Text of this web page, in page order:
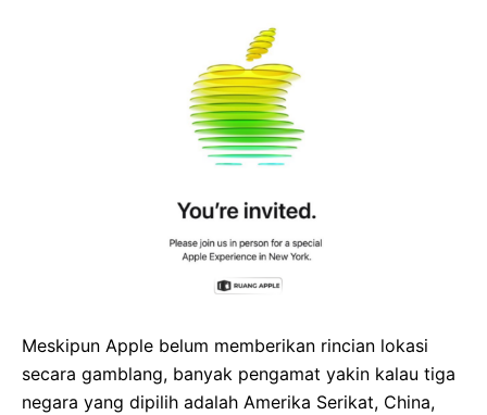
Meskipun Apple belum memberikan rincian lokasi
secara gamblang, banyak pengamat yakin kalau tiga
negara yang dipilih adalah Amerika Serikat, China,